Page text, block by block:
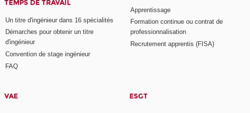
TEMPS DE TRAVAIL
Un titre d'ingénieur dans 16 spécialités
Démarches pour obtenir un titre
d'ingénieur
Convention de stage ingénieur
FAQ
Apprentissage
Formation continue ou contrat de
professionnalisation
Recrutement apprentis (FISA)
VAE ESGT